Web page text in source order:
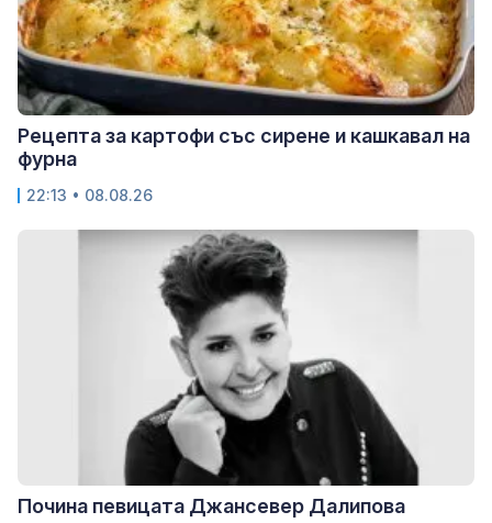
Рецепта за картофи със сирене и кашкавал на
фурна
22:13 • 08.08.26
Почина певицата Джансевер Далипова